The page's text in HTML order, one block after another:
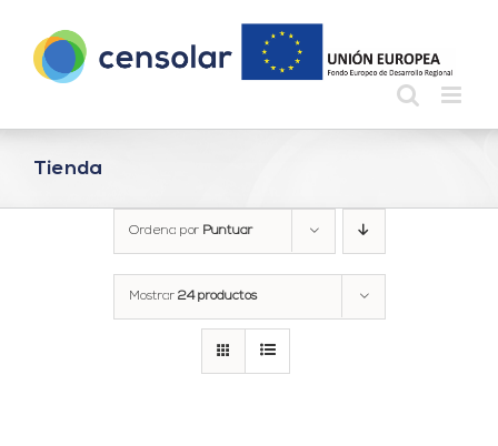
contenido
Tienda
Ordena por Puntuar
Mostrar 24 productos